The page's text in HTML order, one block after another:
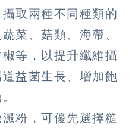
取兩種不同種類的
菜、菇類、海帶、
等，以提升纖維攝
益菌生長、增加飽
粉，可優先選擇糙